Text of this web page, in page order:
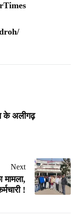
के अलीगढ़
Next
मामला,
!